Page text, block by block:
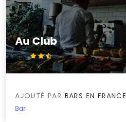
Au Club
2.5/5
AJOUTÉ PAR BARS EN FRANCE
Bar